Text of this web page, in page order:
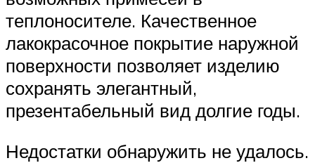
теплоносителе. Качественное
лакокрасочное покрытие наружной
поверхности позволяет изделию
сохранять элегантный,
презентабельный вид долгие годы.
Недостатки обнаружить не удалось.